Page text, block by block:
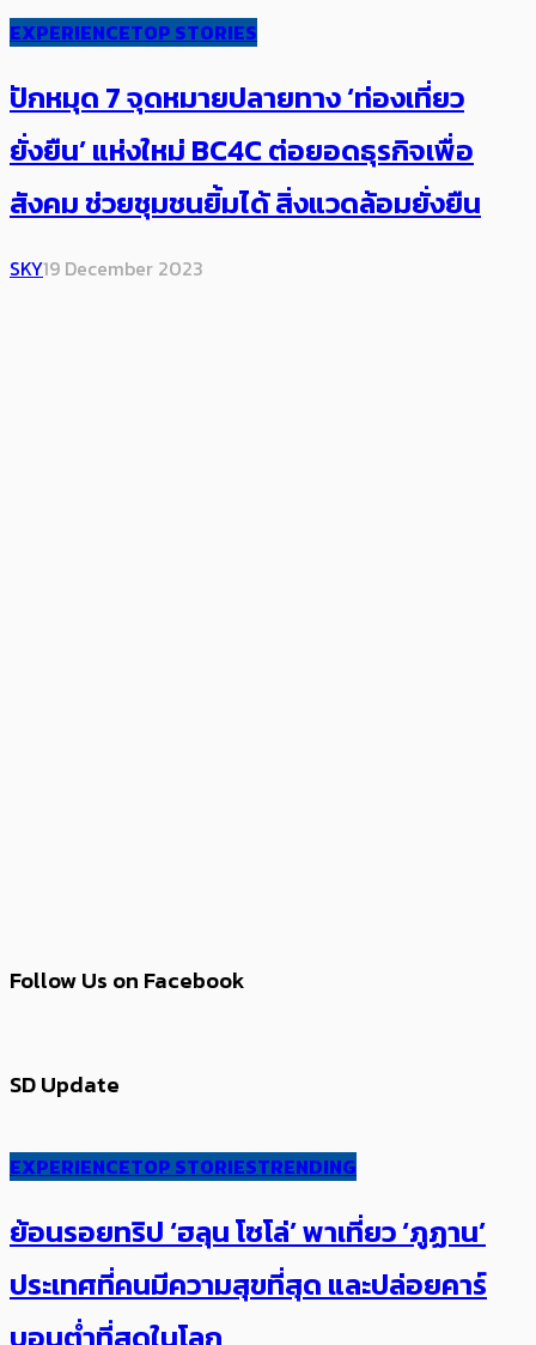
EXPERIENCETOP STORIES
ปักหมุด 7 จุดหมายปลายทาง ‘ท่องเที่ยว
ยั่งยืน’ แห่งใหม่ BC4C ต่อยอดธุรกิจเพื่อ
สังคม ช่วยชุมชนยิ้มได้ สิ่งแวดล้อมยั่งยืน
SKY19 December 2023
Follow Us on Facebook
SD Update
EXPERIENCETOP STORIESTRENDING
ย้อนรอยทริป ‘ฮลุน โซโล่’ ​​พาเที่ยว ‘ภูฏาน’
ประเทศ​ที่คน​มีความสุข​ที่สุด​​ และปล่อยคาร์​